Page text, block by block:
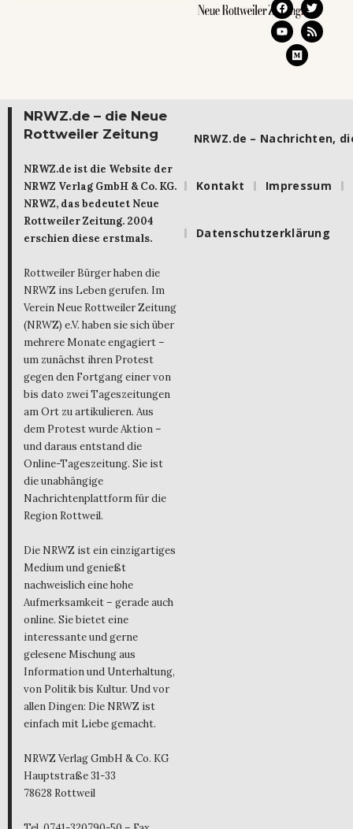
NRWZ.de – die Neue
Rottweiler Zeitung
NRWZ.de ist die Website der
NRWZ Verlag GmbH & Co. KG.
NRWZ, das bedeutet Neue
Rottweiler Zeitung. 2004
erschien diese erstmals.
Rottweiler Bürger haben die
NRWZ ins Leben gerufen. Im
Verein Neue Rottweiler Zeitung
(NRWZ) e.V. haben sie sich über
mehrere Monate engagiert –
um zunächst ihren Protest
gegen den Fortgang einer von
bis dato zwei Tageszeitungen
am Ort zu artikulieren. Aus
dem Protest wurde Aktion –
und daraus entstand die
Online-Tageszeitung. Sie ist
die unabhängige
Nachrichtenplattform für die
Region Rottweil.
Die NRWZ ist ein einzigartiges
Medium und genießt
nachweislich eine hohe
Aufmerksamkeit – gerade auch
online. Sie bietet eine
interessante und gerne
gelesene Mischung aus
Information und Unterhaltung,
von Politik bis Kultur. Und vor
allen Dingen: Die NRWZ ist
einfach mit Liebe gemacht.
NRWZ Verlag GmbH & Co. KG
Hauptstraße 31-33
78628 Rottweil
NRWZ.de – Nachrichten,
Kontakt Impressum
Datenschutzerklärung